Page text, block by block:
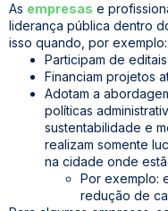
As empresas e
liderança pública dentro
isso quando, por exemplo:
Participam de
Financiam projetos
Adotam a
políticas
sustentabilidade e
realizam somente
na cidade onde
Por exemplo:
redução de